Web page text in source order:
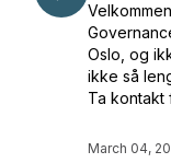
Oslo, og
ikke så
Ta kontakt
March 04,